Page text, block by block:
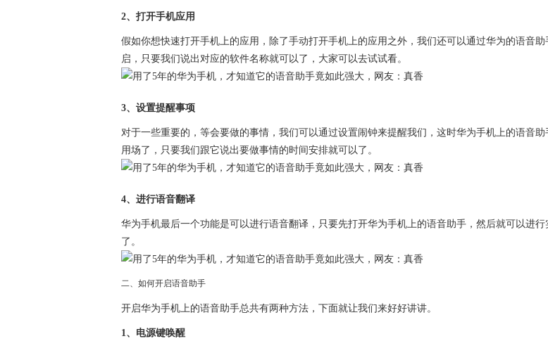
2、打开手机应用
假如你想快速打开手机上的应用，除了手动打开手机上的应用之外，我们还可以通过华为的语音助
启，只要我们说出对应的软件名称就可以了，大家可以去试试看。
3、设置提醒事项
对于一些重要的，等会要做的事情，我们可以通过设置闹钟来提醒我们，这时华为手机上的语音助
用场了，只要我们跟它说出要做事情的时间安排就可以了。
4、进行语音翻译
华为手机最后一个功能是可以进行语音翻译，只要先打开华为手机上的语音助手，然后就可以进行
了。
二、如何开启语音助手
开启华为手机上的语音助手总共有两种方法，下面就让我们来好好讲讲。
1、电源键唤醒